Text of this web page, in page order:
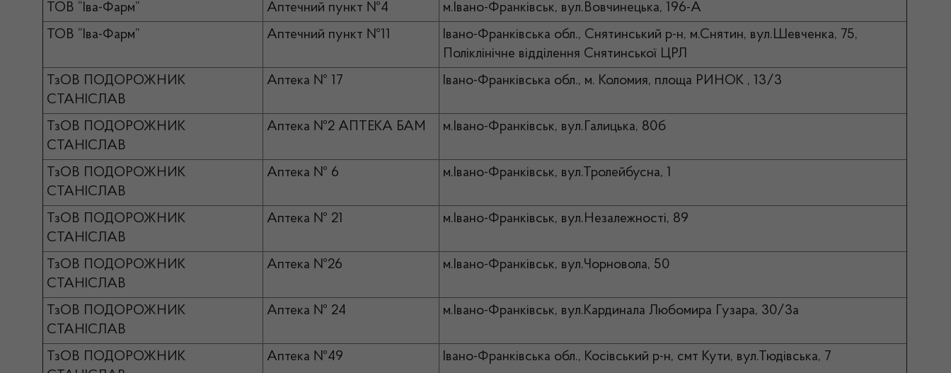
ТОВ “Іва-Фарм”
Аптечний пункт №4
м.Івано-Франківськ, вул.Вовчинецька, 196-А
ТОВ “Іва-Фарм”
Аптечний пункт №11
Івано-Франківська обл., Снятинський р-н, м.Снятин, вул.Шевченка, 75,
Поліклінічне відділення Снятинської ЦРЛ
ТзОВ ПОДОРОЖНИК
СТАНІСЛАВ
Аптека № 17 Івано-Франківська обл., м. Коломия, площа РИНОК , 13/3
ТзОВ ПОДОРОЖНИК
СТАНІСЛАВ
Аптека №2 АПТЕКА БАМ м.Івано-Франківськ, вул.Галицька, 80б
ТзОВ ПОДОРОЖНИК
СТАНІСЛАВ
Аптека № 6 м.Івано-Франківськ, вул.Тролейбусна, 1
ТзОВ ПОДОРОЖНИК
СТАНІСЛАВ
Аптека № 21 м.Івано-Франківськ, вул.Незалежності, 89
ТзОВ ПОДОРОЖНИК
СТАНІСЛАВ
Аптека №26 м.Івано-Франківськ, вул.Чорновола, 50
ТзОВ ПОДОРОЖНИК
СТАНІСЛАВ
Аптека № 24 м.Івано-Франківськ, вул.Кардинала Любомира Гузара, 30/3а
ТзОВ ПОДОРОЖНИК
Аптека №49 Івано-Франківська обл., Косівський р-н, смт Кути, вул.Тюдівська, 7